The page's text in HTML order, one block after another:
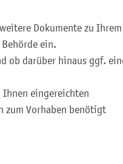
Dokumente zu Ihrem
ein.
ob darüber hinaus ggf.
eingereichten
zum Vorhaben benötigt